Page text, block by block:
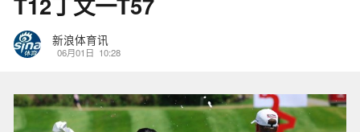
新浪体育讯
06月01日 10:28